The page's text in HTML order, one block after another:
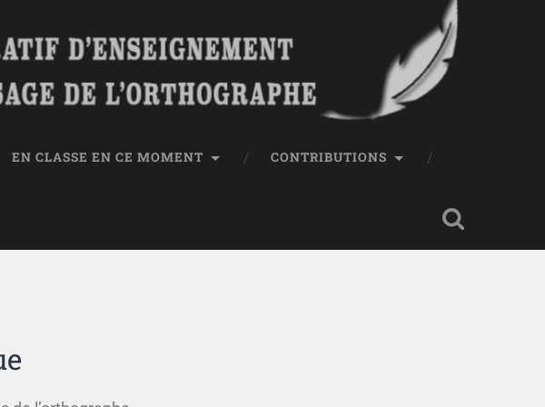
EN CLASSE EN CE MOMENT CONTRIBUTIONS